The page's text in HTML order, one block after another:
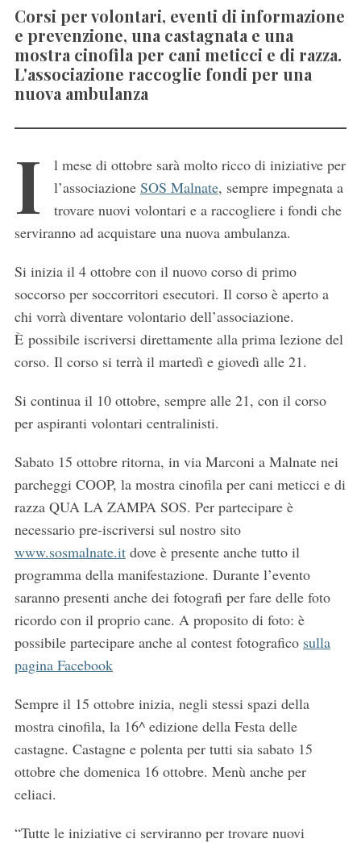
Corsi per volontari, eventi di informazione
e prevenzione, una castagnata e una
mostra cinofila per cani meticci e di razza.
L'associazione raccoglie fondi per una
nuova ambulanza
I
l mese di ottobre sarà molto ricco di iniziative per
l’associazione SOS Malnate, sempre impegnata a
trovare nuovi volontari e a raccogliere i fondi che
serviranno ad acquistare una nuova ambulanza.
Si inizia il 4 ottobre con il nuovo corso di primo
soccorso per soccorritori esecutori. Il corso è aperto a
chi vorrà diventare volontario dell’associazione.
È possibile iscriversi direttamente alla prima lezione del
corso. Il corso si terrà il martedì e giovedì alle 21.
Si continua il 10 ottobre, sempre alle 21, con il corso
per aspiranti volontari centralinisti.
Sabato 15 ottobre ritorna, in via Marconi a Malnate nei
parcheggi COOP, la mostra cinofila per cani meticci e di
razza QUA LA ZAMPA SOS. Per partecipare è
necessario pre-iscriversi sul nostro sito
www.sosmalnate.itdove è presente anche tutto il
programma della manifestazione. Durante l’evento
saranno presenti anche dei fotografi per fare delle foto
ricordo con il proprio cane. A proposito di foto: è
possibile partecipare anche al contest fotografico sulla
pagina Facebook
Sempre il 15 ottobre inizia, negli stessi spazi della
mostra cinofila, la 16^ edizione della Festa delle
castagne. Castagne e polenta per tutti sia sabato 15
ottobre che domenica 16 ottobre. Menù anche per
celiaci.
“Tutte le iniziative ci serviranno per trovare nuovi